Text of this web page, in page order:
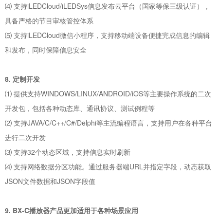
⑷ 支持iLEDCloud/iLEDSys信息发布云平台（国家等保三级认证），
具备严格的节目审核管控体系
⑸ 支持iLEDCloud微信小程序，支持移动端设备便捷完成信息的编辑
和发布，同时保障信息安全
8. 定制开发
⑴ 提供支持WINDOWS/LINUX/ANDROID/iOS等主要操作系统的二次
开发包，包括各种动态库、通讯协议、测试例程等
⑵ 支持JAVA/C/C++/C#/Delphi等主流编程语言，支持用户在各种平台
进行二次开发
⑶ 支持32个动态区域，支持信息实时刷新
⑷ 支持网络数据分区功能。通过服务器端URL并指定字段，动态获取
JSON文件数据和JSON字段值
9. BX-C播放器产品更加适用于各种场景应用